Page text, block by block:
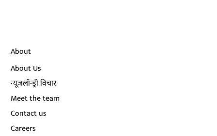
About
About Us
न्यूज़लॉन्ड्री विचार
Meet the team
Contact us
Careers